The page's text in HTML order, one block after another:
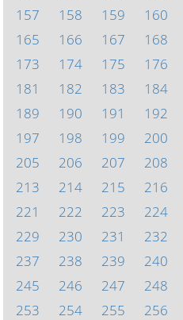
157
158 159 160
165
166 167 168
173
174 175 176
181
182 183 184
189
190 191 192
197
198 199 200
205
206 207 208
213
214 215 216
221
222 223 224
229
230 231 232
237
238 239 240
245
246 247 248
253
254 255 256